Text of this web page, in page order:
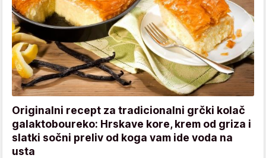
Originalni recept za tradicionalni grčki kolač
galaktoboureko: Hrskave kore, krem od griza i
slatki sočni preliv od koga vam ide voda na
usta